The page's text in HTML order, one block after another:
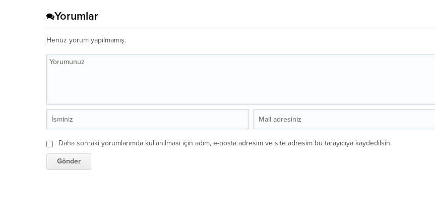
Yorumlar
Henüz yorum yapılmamış.
Daha sonraki yorumlarımda kullanılması için adım, e-posta adresim ve site adresim bu tarayıcıya kaydedilsin.